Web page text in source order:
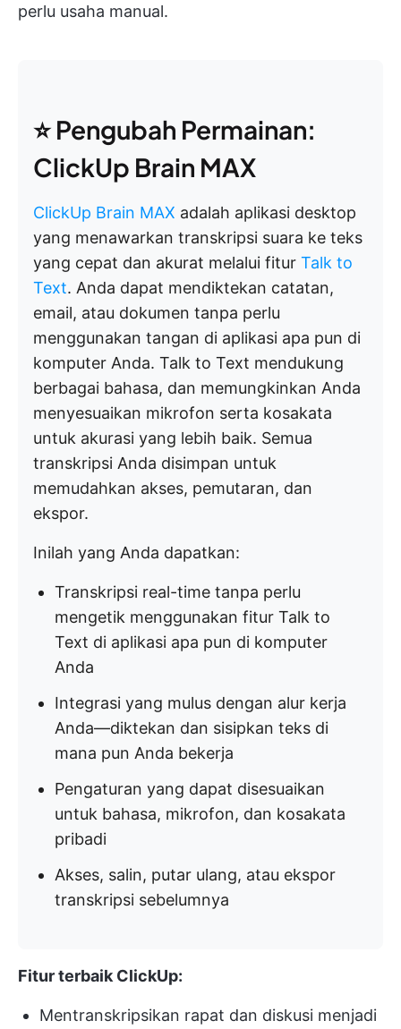
perlu usaha manual.
⭐ Pengubah Permainan:
ClickUp Brain MAX
ClickUp Brain MAX adalah aplikasi desktop
yang menawarkan transkripsi suara ke teks
yang cepat dan akurat melalui fitur Talk to
Text. Anda dapat mendiktekan catatan,
email, atau dokumen tanpa perlu
menggunakan tangan di aplikasi apa pun di
komputer Anda. Talk to Text mendukung
berbagai bahasa, dan memungkinkan Anda
menyesuaikan mikrofon serta kosakata
untuk akurasi yang lebih baik. Semua
transkripsi Anda disimpan untuk
memudahkan akses, pemutaran, dan
ekspor.
Inilah yang Anda dapatkan:
Transkripsi real-time tanpa perlu
mengetik menggunakan fitur Talk to
Text di aplikasi apa pun di komputer
Anda
Integrasi yang mulus dengan alur kerja
Anda—diktekan dan sisipkan teks di
mana pun Anda bekerja
Pengaturan yang dapat disesuaikan
untuk bahasa, mikrofon, dan kosakata
pribadi
Akses, salin, putar ulang, atau ekspor
transkripsi sebelumnya
Fitur terbaik ClickUp:
Mentranskripsikan rapat dan diskusi menjadi